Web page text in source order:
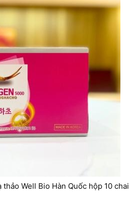
Well Bio Hàn Quốc hộp 10 chai